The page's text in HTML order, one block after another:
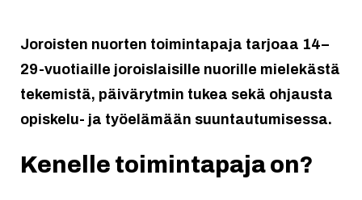
Joroisten nuorten toimintapaja tarjoaa 14–
29-vuotiaille joroislaisille nuorille mielekästä
tekemistä, päivärytmin tukea sekä ohjausta
opiskelu- ja työelämään suuntautumisessa.
Kenelle toimintapaja on?